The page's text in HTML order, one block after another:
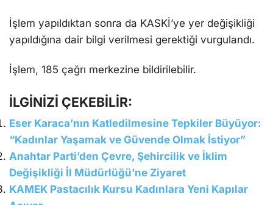
İşlem yapıldıktan sonra da KASKİ’ye yer değişikliği
yapıldığına dair bilgi verilmesi gerektiği vurgulandı.
İşlem, 185 çağrı merkezine bildirilebilir.
İLGİNİZİ ÇEKEBİLİR:
Eser Karaca’nın Katledilmesine Tepkiler Büyüyor:
“Kadınlar Yaşamak ve Güvende Olmak İstiyor”
Anahtar Parti’den Çevre, Şehircilik ve İklim
Değişikliği İl Müdürlüğü’ne Ziyaret
KAMEK Pastacılık Kursu Kadınlara Yeni Kapılar